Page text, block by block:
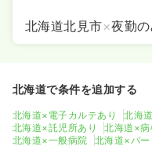
北海道北見市×夜勤
北海道で条件を追加する
北海道×電子カルテあり
北海
北海道×託児所あり
北海道×病
北海道×一般病院
北海道×パ